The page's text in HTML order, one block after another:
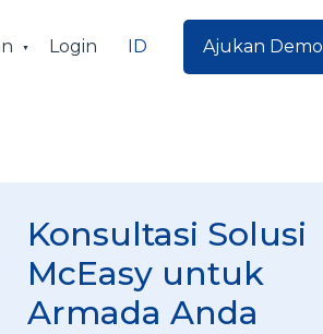
Login ID Ajukan Demo
Konsultasi Solusi
McEasy untuk
Armada Anda